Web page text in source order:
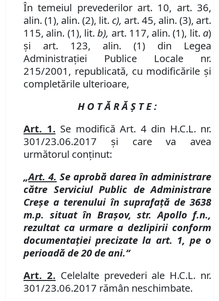
În temeiul prevederilor art. 10, art. 36,
alin. (1), alin. (2), lit. c), art. 45, alin. (3), art.
115, alin. (1), lit.b), art. 117, alin. (1), lit. a)
şi art. 123, alin. (1) din Legea
Administraţiei Publice Locale nr.
215/2001, republicată, cu modificările şi
completările ulterioare,
H O T Ă R Ă Ş T E :
Art. 1. Se modifică Art. 4 din H.C.L. nr.
301/23.06.2017 şi care va avea
următorul conţinut:
„Art. 4. Se aprobă darea în administrare
către Serviciul Public de Administrare
Creşe a terenului în suprafaţă de 3638
m.p. situat în Braşov, str. Apollo f.n.,
rezultat ca urmare a dezlipirii conform
documentaţiei precizate la art. 1, pe o
perioadă de 20 de ani.“
Art. 2. Celelalte prevederi ale H.C.L. nr.
301/23.06.2017 rămân neschimbate.